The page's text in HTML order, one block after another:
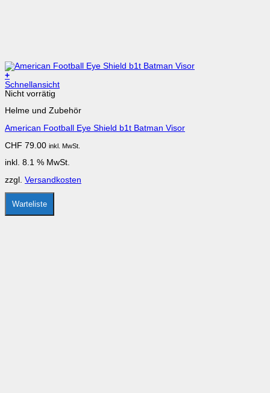
+
Schnellansicht
Nicht vorrätig
Helme und Zubehör
American Football Eye Shield b1t Batman Visor
CHF 79.00 inkl. MwSt.
inkl. 8.1 % MwSt.
zzgl. Versandkosten
Warteliste